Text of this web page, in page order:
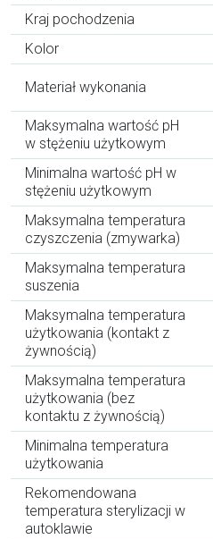
Kraj pochodzenia
Kolor
Materiał wykonania
Maksymalna wartość pH
w stężeniu użytkowym
Minimalna wartość pH w
stężeniu użytkowym
Maksymalna temperatura
czyszczenia (zmywarka)
Maksymalna temperatura
suszenia
Maksymalna temperatura
użytkowania (kontakt z
żywnością)
Maksymalna temperatura
użytkowania (bez
kontaktu z żywnością)
Minimalna temperatura
użytkowania
Rekomendowana
temperatura sterylizacji w
autoklawie